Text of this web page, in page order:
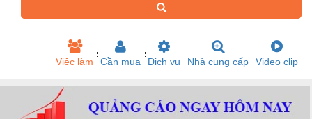
Việc làm Cần mua Dịch vụ Nhà cung cấp Video clip